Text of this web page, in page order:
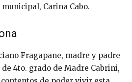
Carina Cabo.
Fragapane, madre y padre
de 4to. grado de Madre Cabrini,